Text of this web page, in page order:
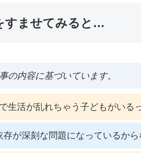
すませてみると…
内容に基づいています。
生活が乱れちゃう子どもがいる
が深刻な問題になっているか